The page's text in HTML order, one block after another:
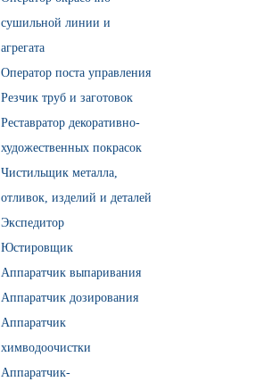
сушильной линии и
агрегата
Оператор поста управления
Резчик труб и заготовок
Реставратор декоративно-
художественных покрасок
Чистильщик металла,
отливок, изделий и деталей
Экспедитор
Юстировщик
Аппаратчик выпаривания
Аппаратчик дозирования
Аппаратчик
химводоочистки
Аппаратчик-